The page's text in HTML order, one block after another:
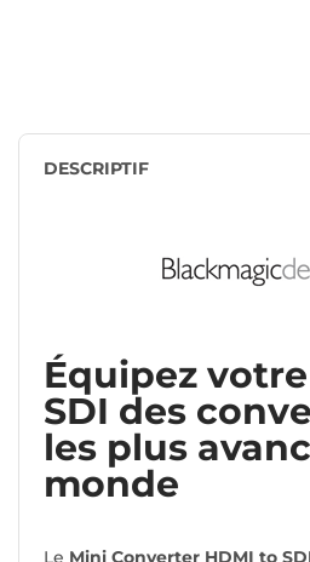
DESCRIPTIF
Équipez
SDI des
les plus
monde
Le Mini Converter HDMI to